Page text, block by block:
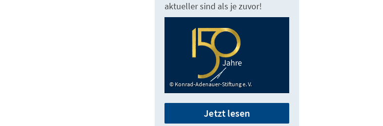
aktueller sind als je zuvor!
Konrad-Adenauer-Stiftung e. V.
Jetzt lesen